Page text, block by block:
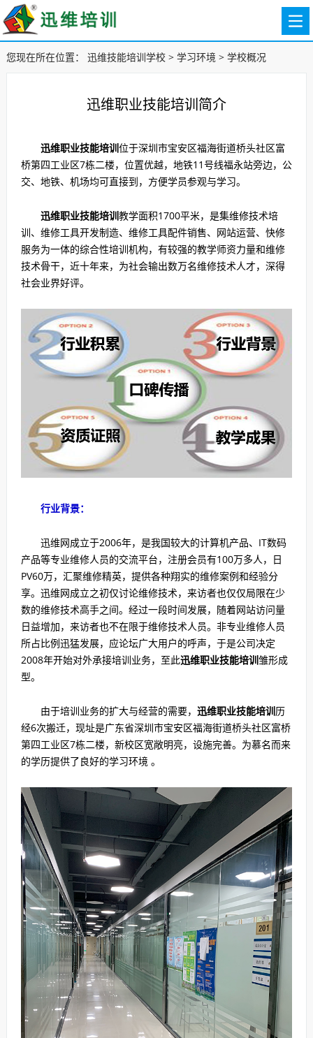
您现在所在位置： 迅维技能培训学校> 学习环境> 学校概况
迅维职业技能培训简介
迅维职业技能培训位于深圳市宝安区福海街道桥头社区富
桥第四工业区7栋二楼，位置优越，地铁11号线福永站旁边，公
交、地铁、机场均可直接到，方便学员参观与学习。
迅维职业技能培训教学面积1700平米，是集维修技术培
训、维修工具开发制造、维修工具配件销售、网站运营、快修
服务为一体的综合性培训机构，有较强的教学师资力量和维修
技术骨干，近十年来，为社会输出数万名维修技术人才，深得
社会业界好评。
行业背景：
迅维网成立于2006年，是我国较大的计算机产品、IT数码
产品等专业维修人员的交流平台，注册会员有100万多人，日
PV60万，汇聚维修精英，提供各种翔实的维修案例和经验分
享。迅维网成立之初仅讨论维修技术，来访者也仅仅局限在少
数的维修技术高手之间。经过一段时间发展，随着网站访问量
日益增加，来访者也不在限于维修技术人员。非专业维修人员
所占比例迅猛发展，应论坛广大用户的呼声，于是公司决定
2008年开始对外承接培训业务，至此迅维职业技能培训雏形成
型。
由于培训业务的扩大与经营的需要， 迅维职业技能培训历
经6次搬迁，现址是广东省深圳市宝安区福海街道桥头社区富桥
第四工业区7栋二楼，新校区宽敞明亮，设施完善。为慕名而来
的学历提供了良好的学习环境 。